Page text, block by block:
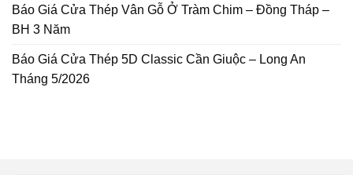
Báo Giá Cửa Thép Vân Gỗ Ở Tràm Chim – Đồng Tháp –
BH 3 Năm
Báo Giá Cửa Thép 5D Classic Cần Giuộc – Long An
Tháng 5/2026